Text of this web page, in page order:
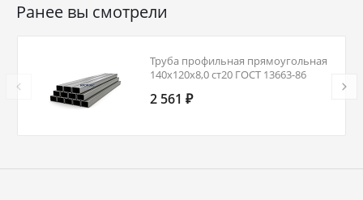
Ранее вы смотрели
Труба профильная прямоугольная
140х120х8,0 ст20 ГОСТ 13663-86
2 561 ₽